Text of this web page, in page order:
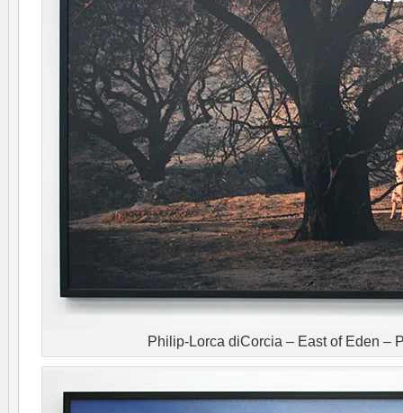
Philip-Lorca diCorcia – East of Eden –